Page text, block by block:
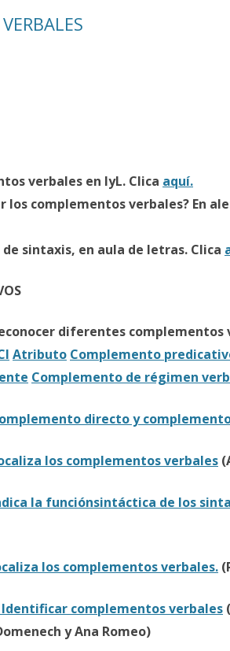
verbales en lyL. Clica aquí.
los complementos verbales? En
sintaxis, en aula de letras. Clica
diferentes complementos
Atributo Complemento
Complemento de régimen
directo y
los complementos verbales
la funciónsintáctica de los
los complementos verbales.
Identificar complementos verbales
y Ana Romeo)